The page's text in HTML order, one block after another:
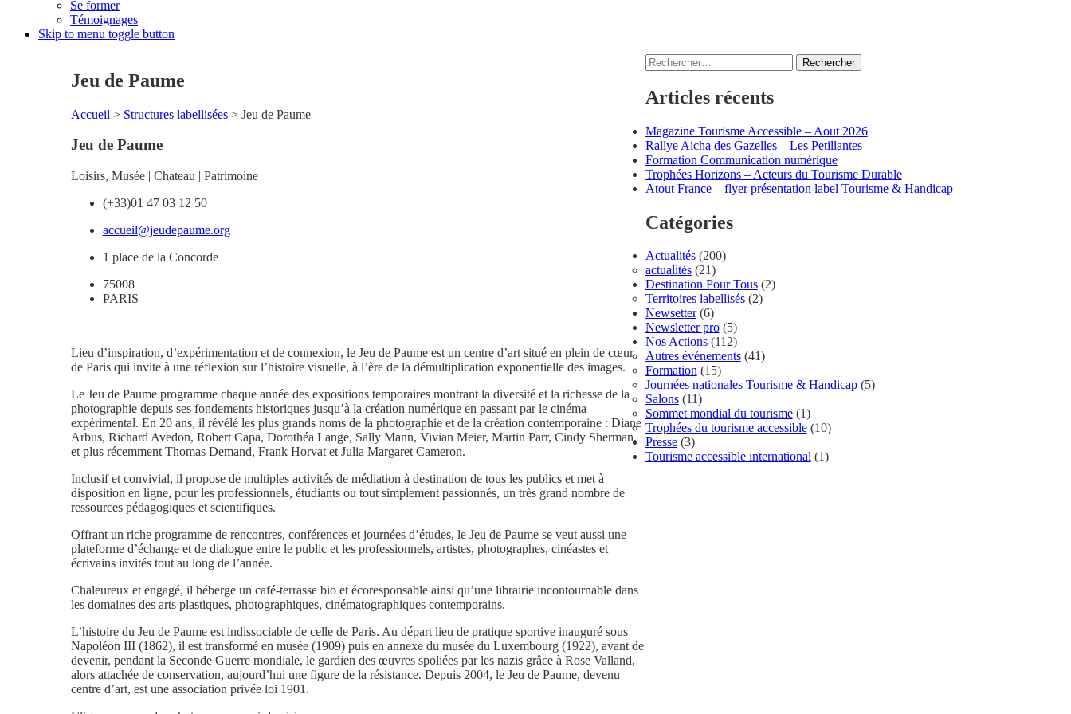
Se former
Témoignages
Skip to menu toggle button
Jeu de Paume
Accueil > Structures labellisées> Jeu de Paume
Jeu de Paume
Loisirs, Musée | Chateau | Patrimoine
(+33)01 47 03 12 50
accueil@jeudepaume.org
1 place de la Concorde
75008
PARIS
Lieu d’inspiration, d’expérimentation et de connexion, le Jeu de Paume est un centre d’art situé en plein de cœur
de Paris qui invite à une réflexion sur l’histoire visuelle, à l’ère de la démultiplication exponentielle des images.
Le Jeu de Paume programme chaque année des expositions temporaires montrant la diversité et la richesse de la
photographie depuis ses fondements historiques jusqu’à la création numérique en passant par le cinéma
expérimental. En 20 ans, il révélé les plus grands noms de la photographie et de la création contemporaine : Diane
Arbus, Richard Avedon, Robert Capa, Dorothéa Lange, Sally Mann, Vivian Meier, Martin Parr, Cindy Sherman,
et plus récemment Thomas Demand, Frank Horvat et Julia Margaret Cameron.
Inclusif et convivial, il propose de multiples activités de médiation à destination de tous les publics et met à
disposition en ligne, pour les professionnels, étudiants ou tout simplement passionnés, un très grand nombre de
ressources pédagogiques et scientifiques.
Offrant un riche programme de rencontres, conférences et journées d’études, le Jeu de Paume se veut aussi une
plateforme d’échange et de dialogue entre le public et les professionnels, artistes, photographes, cinéastes et
écrivains invités tout au long de l’année.
Chaleureux et engagé, il héberge un café-terrasse bio et écoresponsable ainsi qu’une librairie incontournable dans
les domaines des arts plastiques, photographiques, cinématographiques contemporains.
L’histoire du Jeu de Paume est indissociable de celle de Paris. Au départ lieu de pratique sportive inauguré sous
Napoléon III (1862), il est transformé en musée (1909) puis en annexe du musée du Luxembourg (1922), avant de
devenir, pendant la Seconde Guerre mondiale, le gardien des œuvres spoliées par les nazis grâce à Rose Valland,
alors attachée de conservation, aujourd’hui une figure de la résistance. Depuis 2004, le Jeu de Paume, devenu
centre d’art, est une association privée loi 1901.
Rechercher :
Articles récents
Magazine Tourisme Accessible – Aout 2026
Rallye Aicha des Gazelles – Les Petillantes
Formation Communication numérique
Trophées Horizons – Acteurs du Tourisme Durable
Atout France – flyer présentation label Tourisme & Handicap
Catégories
Actualités(200)
actualités(21)
Destination Pour Tous(2)
Territoires labellisés(2)
Newsetter(6)
Newsletter pro(5)
Nos Actions(112)
Autres événements(41)
Formation(15)
Journées nationales Tourisme & Handicap(5)
Salons(11)
Sommet mondial du tourisme(1)
Trophées du tourisme accessible(10)
Presse(3)
Tourisme accessible international(1)